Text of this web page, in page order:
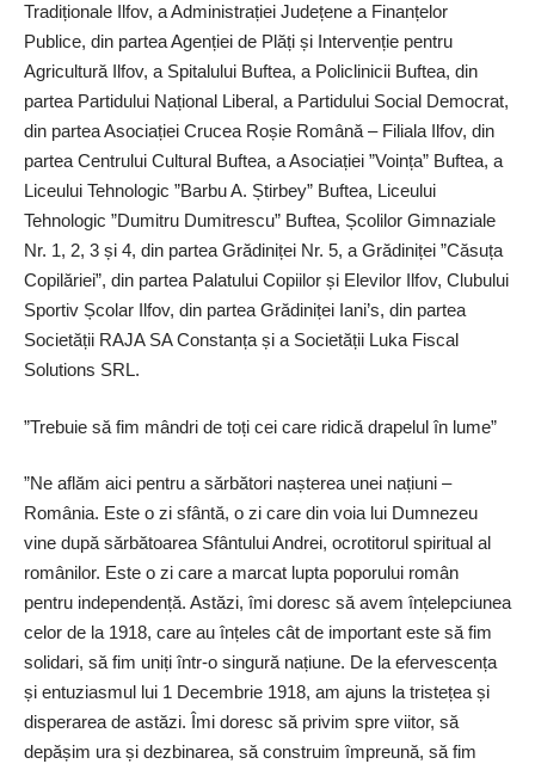
Tradiționale Ilfov, a Administrației Județene a Finanțelor
Publice, din partea Agenției de Plăți și Intervenție pentru
Agricultură Ilfov, a Spitalului Buftea, a Policlinicii Buftea, din
partea Partidului Național Liberal, a Partidului Social Democrat,
din partea Asociației Crucea Roșie Română – Filiala Ilfov, din
partea Centrului Cultural Buftea, a Asociației ”Voința” Buftea, a
Liceului Tehnologic ”Barbu A. Știrbey” Buftea, Liceului
Tehnologic ”Dumitru Dumitrescu” Buftea, Școlilor Gimnaziale
Nr. 1, 2, 3 și 4, din partea Grădiniței Nr. 5, a Grădiniței ”Căsuța
Copilăriei”, din partea Palatului Copiilor și Elevilor Ilfov, Clubului
Sportiv Școlar Ilfov, din partea Grădiniței Iani’s, din partea
Societății RAJA SA Constanța și a Societății Luka Fiscal
Solutions SRL.
”Trebuie să fim mândri de toți cei care ridică drapelul în lume”
”Ne aflăm aici pentru a sărbători nașterea unei națiuni –
România. Este o zi sfântă, o zi care din voia lui Dumnezeu
vine după sărbătoarea Sfântului Andrei, ocrotitorul spiritual al
românilor. Este o zi care a marcat lupta poporului român
pentru independență. Astăzi, îmi doresc să avem înțelepciunea
celor de la 1918, care au înțeles cât de important este să fim
solidari, să fim uniți într-o singură națiune. De la efervescența
și entuziasmul lui 1 Decembrie 1918, am ajuns la tristețea și
disperarea de astăzi. Îmi doresc să privim spre viitor, să
depășim ura și dezbinarea, să construim împreună, să fim